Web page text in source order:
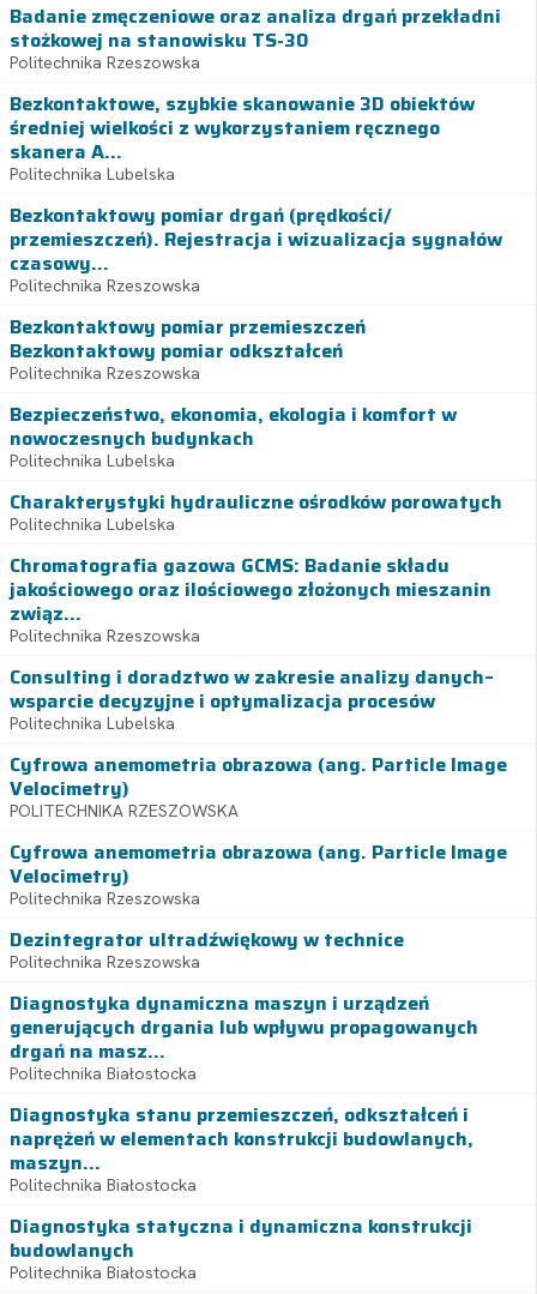
Badanie zmęczeniowe oraz analiza drgań przekładni
stożkowej na stanowisku TS-30
Politechnika Rzeszowska
Bezkontaktowe, szybkie skanowanie 3D obiektów
średniej wielkości z wykorzystaniem ręcznego
skanera A...
Politechnika Lubelska
Bezkontaktowy pomiar drgań (prędkości/
przemieszczeń). Rejestracja i wizualizacja sygnałów
czasowy...
Politechnika Rzeszowska
Bezkontaktowy pomiar przemieszczeń
Bezkontaktowy pomiar odkształceń
Politechnika Rzeszowska
Bezpieczeństwo, ekonomia, ekologia i komfort w
nowoczesnych budynkach
Politechnika Lubelska
Charakterystyki hydrauliczne ośrodków porowatych
Politechnika Lubelska
Chromatografia gazowa GCMS: Badanie składu
jakościowego oraz ilościowego złożonych mieszanin
związ...
Politechnika Rzeszowska
Consulting i doradztwo w zakresie analizy danych–
wsparcie decyzyjne i optymalizacja procesów
Politechnika Lubelska
Cyfrowa anemometria obrazowa (ang. Particle Image
Velocimetry)
POLITECHNIKA RZESZOWSKA
Cyfrowa anemometria obrazowa (ang. Particle Image
Velocimetry)
Politechnika Rzeszowska
Dezintegrator ultradźwiękowy w technice
Politechnika Rzeszowska
Diagnostyka dynamiczna maszyn i urządzeń
generujących drgania lub wpływu propagowanych
drgań na masz...
Politechnika Białostocka
Diagnostyka stanu przemieszczeń, odkształceń i
naprężeń w elementach konstrukcji budowlanych,
maszyn...
Politechnika Białostocka
Diagnostyka statyczna i dynamiczna konstrukcji
budowlanych
Politechnika Białostocka